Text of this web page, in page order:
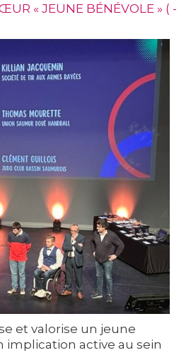
« JEUNE BÉNÉVOLE » ( -
et valorise un jeune
implication active au sein